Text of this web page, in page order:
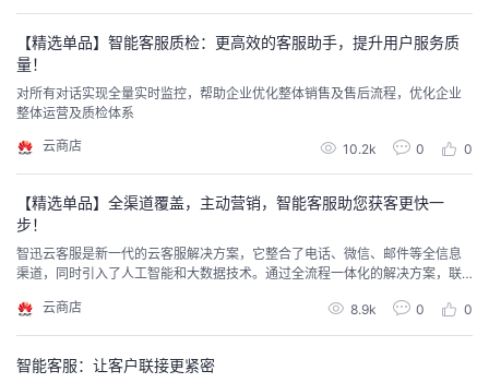
藏
【精选单品】智能客服质检：更高效的客服助手，提升用户服务质
量！
对所有对话实现全量实时监控，帮助企业优化整体销售及售后流程，优化企业
整体运营及质检体系
云商店 10.2k 0 0
【精选单品】全渠道覆盖，主动营销，智能客服助您获客更快一
步！
智迅云客服是新一代的云客服解决方案，它整合了电话、微信、邮件等全信息
渠道，同时引入了人工智能和大数据技术。通过全流程一体化的解决方案，联
云商店
8.9k 0 0
智能客服：让客户联接更紧密